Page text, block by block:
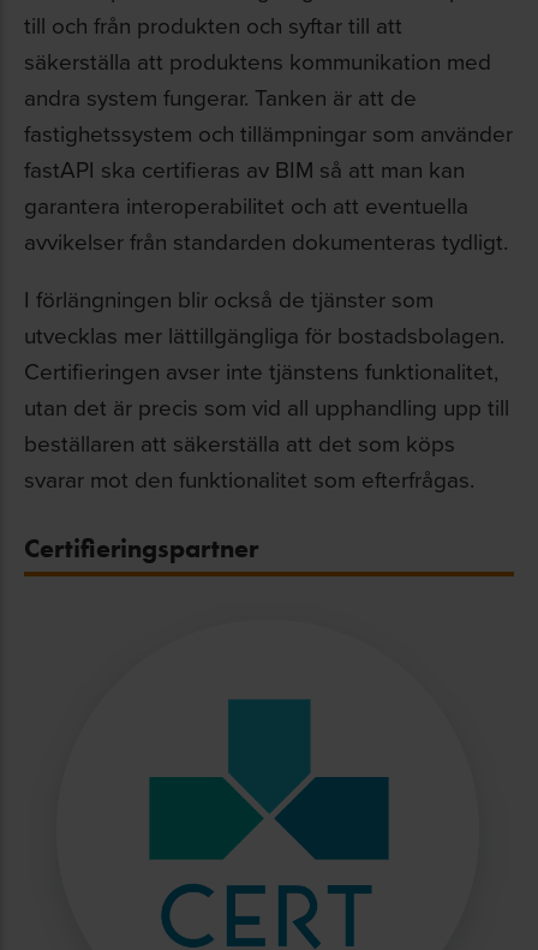
till och från produkten och syftar till att
säkerställa att produktens kommunikation med
andra system fungerar. Tanken är att de
fastighetssystem och tillämpningar som använder
fastAPI ska certifieras av BIM så att man kan
garantera interoperabilitet och att eventuella
avvikelser från standarden dokumenteras tydligt.
I förlängningen blir också de tjänster som
utvecklas mer lättillgängliga för bostadsbolagen.
Certifieringen avser inte tjänstens funktionalitet,
utan det är precis som vid all upphandling upp till
beställaren att säkerställa att det som köps
svarar mot den funktionalitet som efterfrågas.
Certifieringspartner